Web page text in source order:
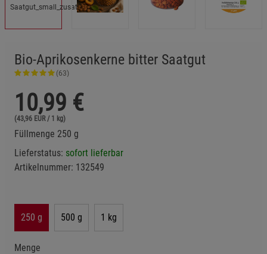
Bio-Aprikosenkerne bitter Saatgut
(63)
10,99 €
(43,96 EUR / 1 kg)
Füllmenge 250 g
Lieferstatus: sofort lieferbar
Artikelnummer: 132549
250 g 500 g 1 kg
Menge